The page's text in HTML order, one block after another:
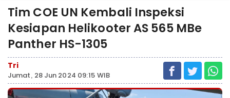
Tim COE UN Kembali Inspeksi
Kesiapan Helikooter AS 565 MBe
Panther HS-1305
Tri
Jumat, 28 Jun 2024 09:15 WIB